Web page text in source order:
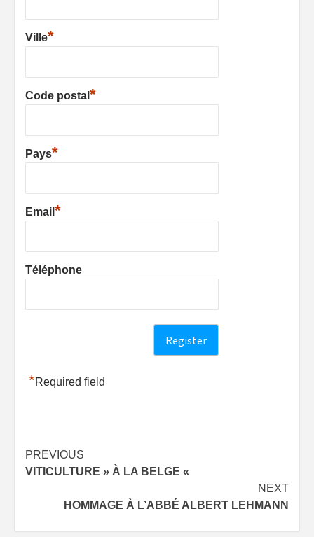
Ville*
Code postal *
Pays*
Email *
Téléphone
*Required field
Post
navigation
PREVIOUS
VITICULTURE » À LA BELGE «
NEXT
HOMMAGE À L’ABBÉ ALBERT LEHMANN